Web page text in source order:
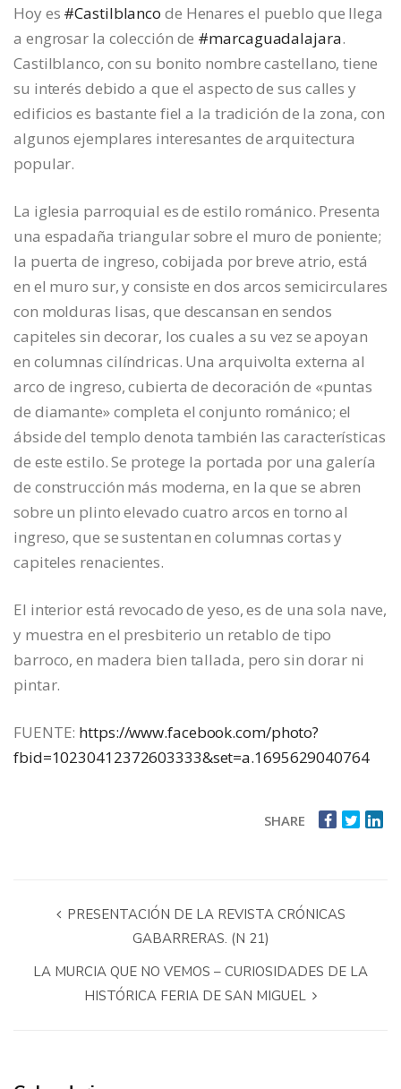
Hoy es #Castilblanco de Henares el pueblo que llega
a engrosar la colección de #marcaguadalajara.
Castilblanco, con su bonito nombre castellano, tiene
su interés debido a que el aspecto de sus calles y
edificios es bastante fiel a la tradición de la zona, con
algunos ejemplares interesantes de arquitectura
popular.
La iglesia parroquial es de estilo románico. Presenta
una espadaña triangular sobre el muro de poniente;
la puerta de ingreso, cobijada por breve atrio, está
en el muro sur, y consiste en dos arcos semicirculares
con molduras lisas, que descansan en sendos
capiteles sin decorar, los cuales a su vez se apoyan
en columnas cilíndricas. Una arquivolta externa al
arco de ingreso, cubierta de decoración de «puntas
de diamante» completa el conjunto románico; el
ábside del templo denota también las características
de este estilo. Se protege la portada por una galería
de construcción más moderna, en la que se abren
sobre un plinto elevado cuatro arcos en torno al
ingreso, que se sustentan en columnas cortas y
capiteles renacientes.
El interior está revocado de yeso, es de una sola nave,
y muestra en el presbiterio un retablo de tipo
barroco, en madera bien tallada, pero sin dorar ni
pintar.
FUENTE: https://www.facebook.com/photo?
fbid=10230412372603333&set=a.1695629040764
SHARE
PRESENTACIÓN DE LA REVISTA CRÓNICAS
GABARRERAS. (N 21)
LA MURCIA QUE NO VEMOS – CURIOSIDADES DE LA
HISTÓRICA FERIA DE SAN MIGUEL